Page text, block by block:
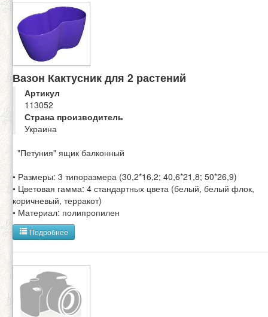
Вазон Кактусник для 2 растений
Артикул
113052
Страна производитель
Украина
"Петуния" ящик балконный
• Размеры: 3 типоразмера (30,2*16,2; 40,6*21,8; 50*26,9)
• Цветовая гамма: 4 стандартных цвета (белый, белый флок,
коричневый, терракот)
• Материал: полипропилен
Подробнее